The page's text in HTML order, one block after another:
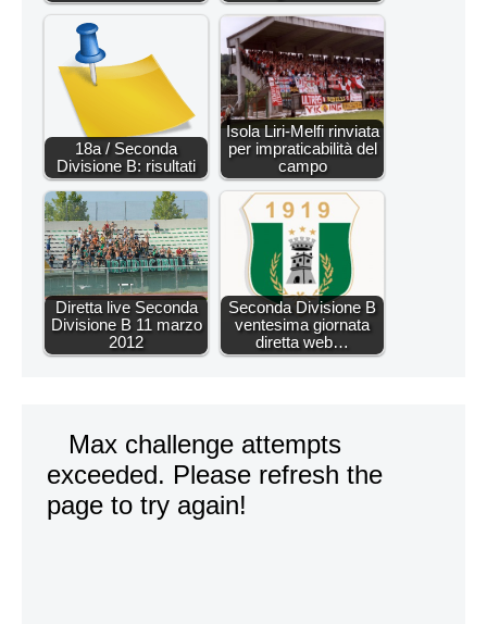
18a / Seconda
Divisione B: risultati
Isola Liri-Melfi rinviata
per impraticabilità del
campo
Diretta live Seconda
Divisione B 11 marzo
2012
Seconda Divisione B
ventesima giornata
diretta web…